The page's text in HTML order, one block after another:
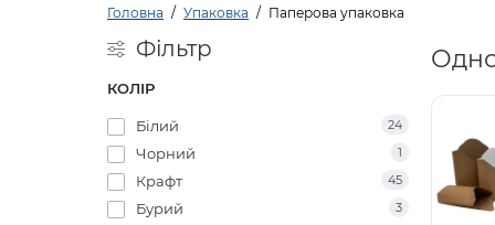
Головна Упаковка Паперова упаковка
Фільтр
КОЛІР
Білий 24
Чорний 1
Крафт 45
Бурий 3